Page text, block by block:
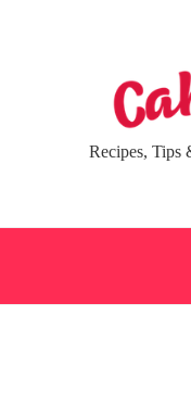
Recipes, Tips